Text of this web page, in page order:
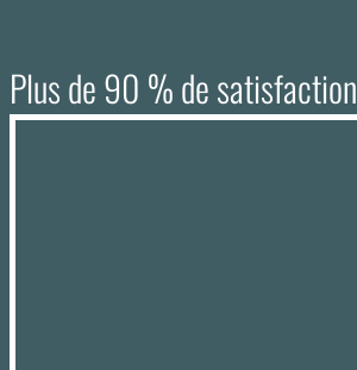
Plus de 90 % de satisfaction